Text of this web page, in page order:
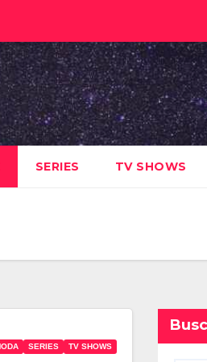
SERIES TV SHOWS
SERIES TV SHOWS